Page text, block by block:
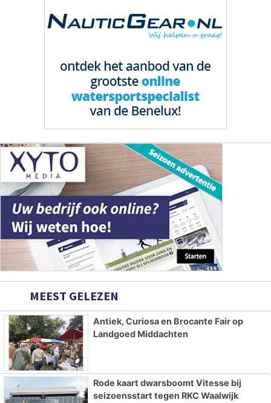
MEEST GELEZEN
Antiek, Curiosa en Brocante Fair op
Landgoed Middachten
Rode kaart dwarsboomt Vitesse bij
seizoensstart tegen RKC Waalwijk